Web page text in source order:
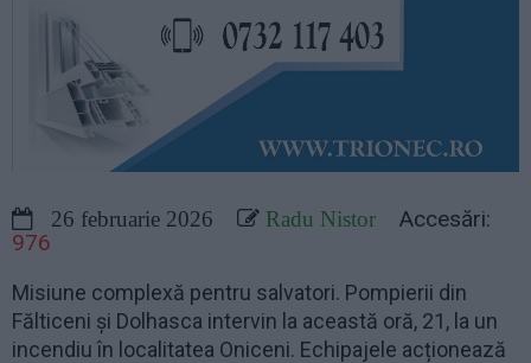
26 februarie 2026 Radu Nistor
Accesări:
976
Misiune complexă pentru salvatori. Pompierii din
Fălticeni și Dolhasca intervin la această oră, 21, la un
incendiu în localitatea Oniceni. Echipajele acționează